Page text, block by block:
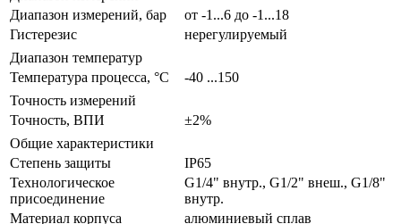
Диапазон измерений, бар
от -1...6 до -1...18
Гистерезис
нерегулируемый
Диапазон температур
Температура процесса, °С
-40 ...150
Точность измерений
Точность, ВПИ
±2%
Общие характеристики
Степень защиты
IP65
Технологическое
присоединение
G1/4" внутр., G1/2" внеш., G1/8"
внутр.
Материал корпуса
алюминиевый сплав